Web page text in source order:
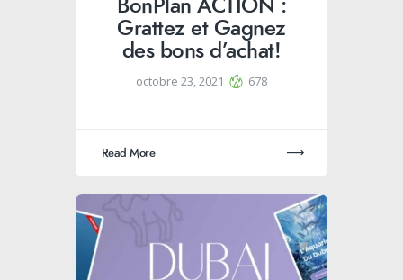
BonPlan ACTION :
Grattez et Gagnez
des bons d’achat!
octobre 23, 2021 678
Read More